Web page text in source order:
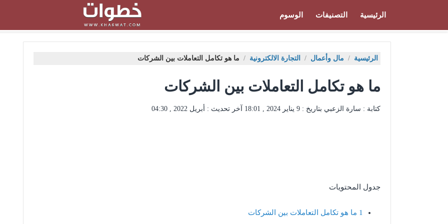
الرئيسية التصنيفات الوسوم
الرئيسية / مال وأعمال / التجارة الالكترونية / ما هو تكامل التعاملات بين الشركات
ما هو تكامل التعاملات بين الشركات
كتابة : سارة الزعبي بتاريخ : 9 يناير 2024 , 18:01 آخر تحديث : أبريل 2022 , 04:30
جدول المحتويات
1 ما هو تكامل التعاملات بين الشركات